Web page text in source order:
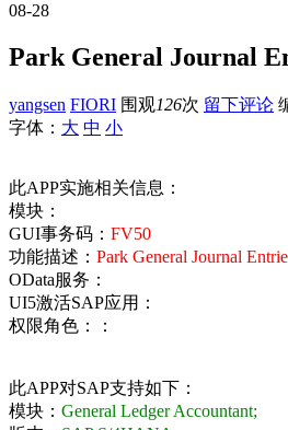
08-28
Park General Journal
yangsen FIORI 围观126次 留下评论
字体： 大 中 小
此APP实施相关信息：
模块：
GUI事务码： FV50
功能描述： Park General Journal
OData服务：
UI5激活SAP应用：
权限角色：：
此APP对SAP支持如下：
模块： General Ledger Accountant;